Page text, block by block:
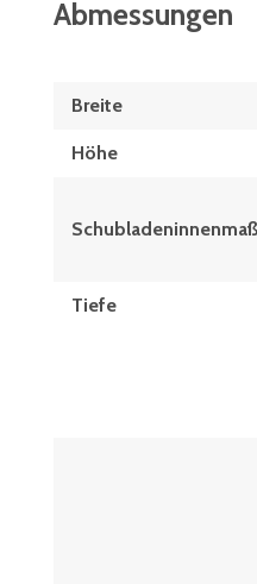
Abmessungen
Breite
Höhe
Tiefe